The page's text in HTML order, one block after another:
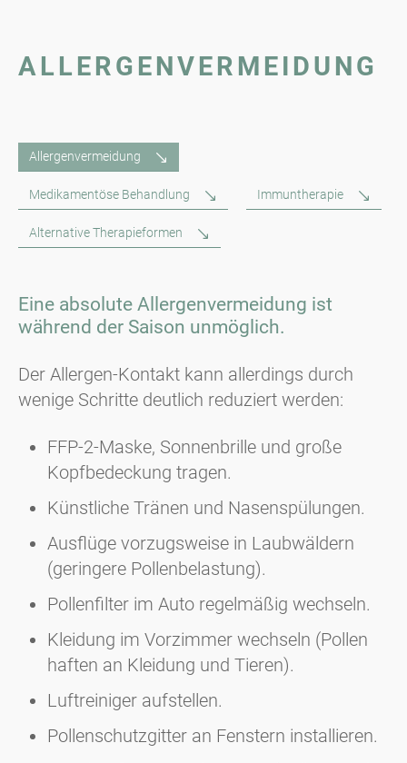
ALLERGENVERMEIDUNG
Allergenvermeidung
Medikamentöse Behandlung Immuntherapie
Alternative Therapieformen
Eine absolute Allergenvermeidung ist
während der Saison unmöglich.
Der Allergen-Kontakt kann allerdings durch
wenige Schritte deutlich reduziert werden:
FFP-2-Maske, Sonnenbrille und große
Kopfbedeckung tragen.
Künstliche Tränen und Nasenspülungen.
Ausflüge vorzugsweise in Laubwäldern
(geringere Pollenbelastung).
Pollenfilter im Auto regelmäßig wechseln.
Kleidung im Vorzimmer wechseln (Pollen
haften an Kleidung und Tieren).
Luftreiniger aufstellen.
Pollenschutzgitter an Fenstern installieren.